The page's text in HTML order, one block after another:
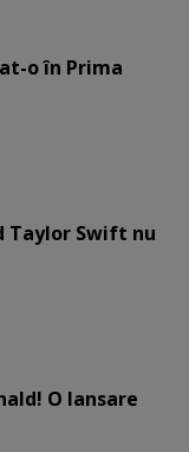
o în Prima
Taylor Swift nu
O lansare